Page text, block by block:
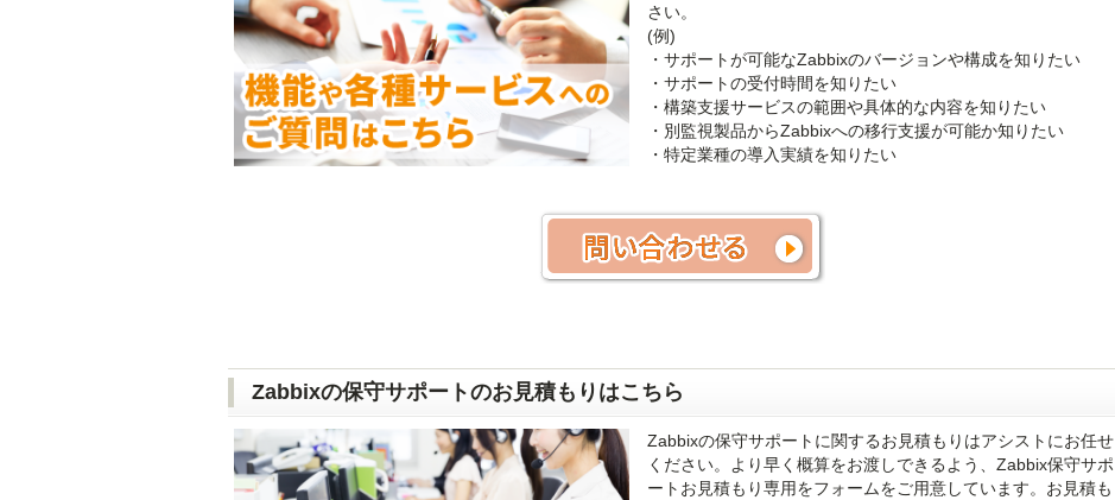
さい。
(例)
・サポートが可能なZabbixのバージョンや構成を知りたい
・サポートの受付時間を知りたい
・構築支援サービスの範囲や具体的な内容を知りたい
・別監視製品からZabbixへの移行支援が可能か知りたい
・特定業種の導入実績を知りたい
Zabbixの保守サポートのお見積もりはこちら
Zabbixの保守サポートに関するお見積もりはアシストにお任せ
ください。より早く概算をお渡しできるよう、Zabbix保守サポ
ートお見積もり専用をフォームをご用意しています。お見積も